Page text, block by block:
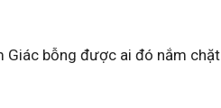
Giác bỗng được ai đó nắm chặt